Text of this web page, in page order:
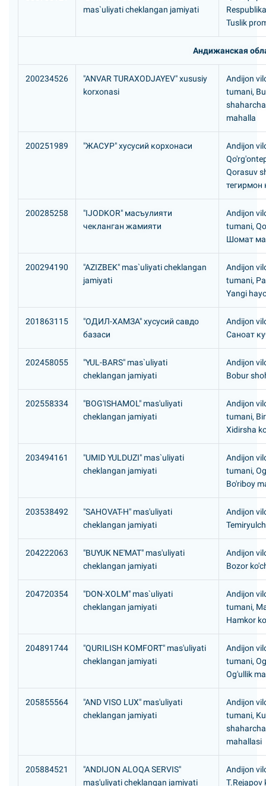
mas`uliyati cheklangan jamiyati
Tuslik
Андижанская
200234526
"ANVAR TURAXODJAYEV" xususiy
korxonasi
Andijon
tumani,
mahalla
200251989 "ЖАСУР" хусусий корхонаси
Andijon
Qorasuv
тегирмон
200285258
"IJODKOR" масъулияти
чекланган жамияти
Andijon
tumani,
Шомат
200294190
"AZIZBEK" mas`uliyati cheklangan
jamiyati
Andijon
tumani,
Yangi
201863115
"ОДИЛ-ХАМЗА" хусусий савдо
базаси
Andijon
Саноат
202458055
"YUL-BARS" mas`uliyati
cheklangan jamiyati
Andijon
Bobur
202558334
"BOG'ISHAMOL" mas'uliyati
cheklangan jamiyati
Andijon
tumani,
Xidirsha
203494161
"UMID YULDUZI" mas`uliyati
cheklangan jamiyati
Andijon
tumani,
Bo'riboy
203538492
"SAHOVAT-H" mas'uliyati
cheklangan jamiyati
Andijon
204222063
"BUYUK NE'MAT" mas'uliyati
cheklangan jamiyati
Andijon
Bozor
204720354
"DON-XOLM" mas`uliyati
cheklangan jamiyati
Andijon
tumani,
Hamkor
204891744
"QURILISH KOMFORT" mas'uliyati
cheklangan jamiyati
Andijon
tumani,
Og'ullik
205855564
"AND VISO LUX" mas'uliyati
cheklangan jamiyati
Andijon
tumani,
mahallasi
205884521
"ANDIJON ALOQA SERVIS"
mas'uliyati cheklangan jamiyati
Andijon
T.Rejapov